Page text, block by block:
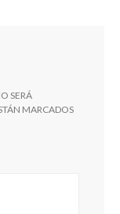
SERÁ
MARCADOS